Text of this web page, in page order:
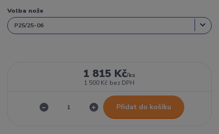
Volba nože
1 815 Kč/ks
1 500 Kč bez DPH
Přidat do košíku